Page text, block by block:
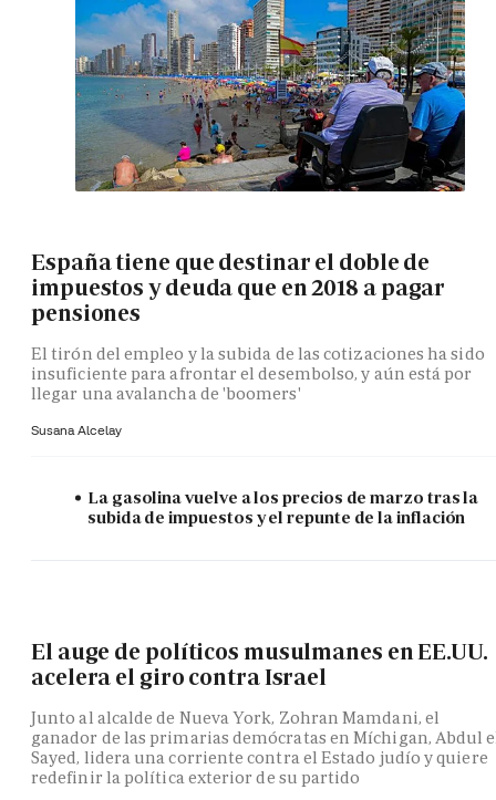
España tiene que destinar el doble de
impuestos y deuda que en 2018 a pagar
pensiones
El tirón del empleo y la subida de las cotizaciones ha sido
insuficiente para afrontar el desembolso, y aún está por
llegar una avalancha de 'boomers'
Susana Alcelay
La gasolina vuelve a los precios de marzo tras la
subida de impuestos y el repunte de la inflación
El auge de políticos musulmanes en EE.UU.
acelera el giro contra Israel
Junto al alcalde de Nueva York, Zohran Mamdani, el
ganador de las primarias demócratas en Míchigan, Abdul
Sayed, lidera una corriente contra el Estado judío y quiere
redefinir la política exterior de su partido